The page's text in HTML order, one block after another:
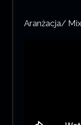
Aranżacja/